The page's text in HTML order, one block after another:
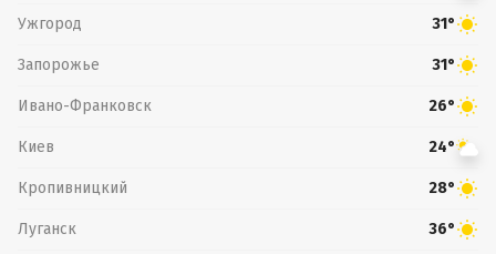
Ужгород 31°
Запорожье 31°
Ивано-Франковск 26°
Киев 24°
Кропивницкий 28°
Луганск 36°